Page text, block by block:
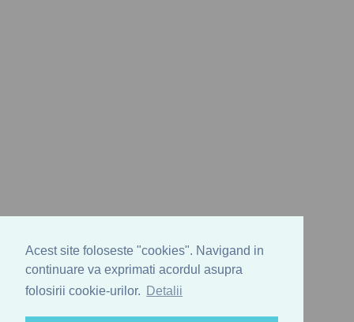
Acest site foloseste "cookies". Navigand in
continuare va exprimati acordul asupra
folosirii cookie-urilor.
Detalii